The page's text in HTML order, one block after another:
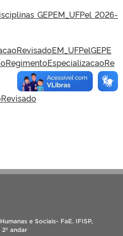
GEPEM_UFPel 2026-
EM_UFPelGEPE
RegimentoEspecializacaoRe
e Sociais- FaE. IFISP,
andar